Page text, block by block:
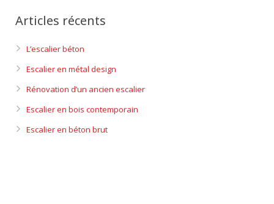
Articles récents
L’escalier béton
Escalier en métal design
Rénovation d’un ancien escalier
Escalier en bois contemporain
Escalier en béton brut